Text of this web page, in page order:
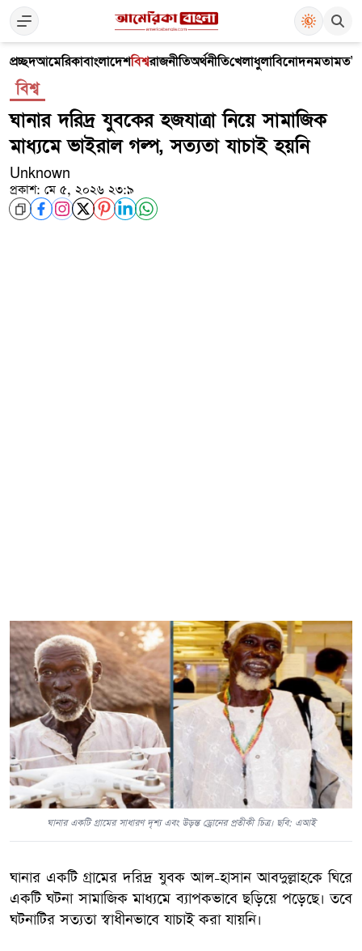
প্রচ্ছদআমেরিকাবাংলাদেশবিশ্বরাজনীতিঅর্থনীতিখেলাধুলাবিনোদনমতামত
বিশ্ব
ঘানার দরিদ্র যুবকের হজযাত্রা নিয়ে সামাজিক
মাধ্যমে ভাইরাল গল্প, সত্যতা যাচাই হয়নি
Unknown
প্রকাশ: মে ৫, ২০২৬ ২৩:৯
ঘানার একটি গ্রামের সাধারণ দৃশ্য এবং উড়ন্ত ড্রোনের প্রতীকী চিত্র। ছবি: এআই
ঘানার একটি গ্রামের দরিদ্র যুবক আল-হাসান আবদুল্লাহকে ঘিরে
একটি ঘটনা সামাজিক মাধ্যমে ব্যাপকভাবে ছড়িয়ে পড়েছে। তবে
ঘটনাটির সত্যতা স্বাধীনভাবে যাচাই করা যায়নি।